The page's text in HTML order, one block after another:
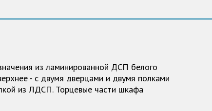
из ламинированной ДСП белого
- с двумя дверцами и двумя полками
из ЛДСП. Торцевые части шкафа